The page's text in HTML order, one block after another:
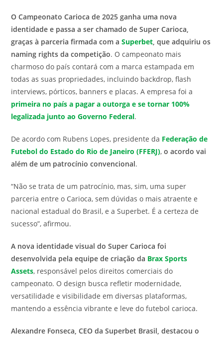
O Campeonato Carioca de 2025 ganha uma nova
identidade e passa a ser chamado de Super Carioca,
graças à parceria firmada com aSuperbet, que adquiriu os
naming rights da competição. O campeonato mais
charmoso do país contará com a marca estampada em
todas as suas propriedades, incluindo backdrop, flash
interviews, pórticos, banners e placas. A empresa foi a
primeira no país a pagar a outorga e se tornar 100%
legalizada junto ao Governo Federal.
De acordo com Rubens Lopes, presidente da Federação de
Futebol do Estado do Rio de Janeiro (FFERJ),o acordo vai
além de um patrocínio convencional.
“Não se trata de um patrocínio, mas, sim, uma super
parceria entre o Carioca, sem dúvidas o mais atraente e
nacional estadual do Brasil, e a Superbet. É a certeza de
sucesso”, afirmou.
A nova identidade visual do Super Carioca foi
desenvolvida pela equipe de criação da Brax Sports
Assets, responsável pelos direitos comerciais do
campeonato. O design busca refletir modernidade,
versatilidade e visibilidade em diversas plataformas,
mantendo a essência vibrante e leve do futebol carioca.
Alexandre Fonseca, CEO da Superbet Brasil, destacou o